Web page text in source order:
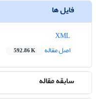
فایل ها
اصل مقاله
592.86 K
سابقه مقاله